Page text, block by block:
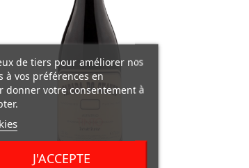
de tiers pour améliorer nos
à vos préférences en
donner votre consentement à
J'ACCEPTE